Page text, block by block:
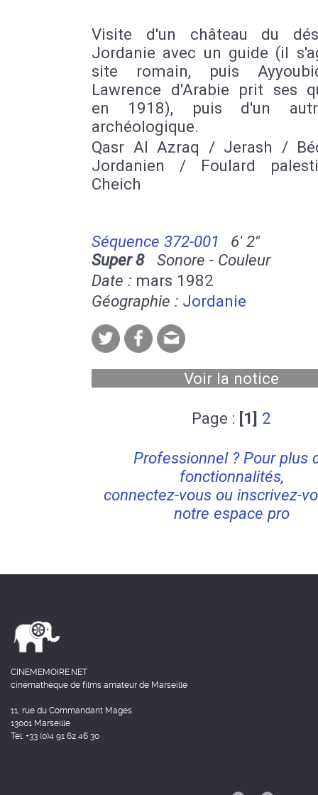
Visite d'un château du
Jordanie avec un guide (il
site romain, puis
Lawrence d'Arabie prit ses
en 1918), puis d'un
archéologique.
Qasr Al Azraq / Jerash /
Jordanien / Foulard
Cheich
Séquence 372-001
6' 2''
Super 8Sonore - Couleur
Date : mars 1982
Géographie : Jordanie
Voir la notice
Page : [1] 2
Professionnel ? Pour plus
fonctionnalités,
connectez-vous ou inscrivez-
notre espace pro
CINEMEMOIRE.NET
cinémathèque de films amateur de Marseille
11, rue du Commandant Mages
13001 Marseille
Tél: +33 (0)4 91 62 46 30